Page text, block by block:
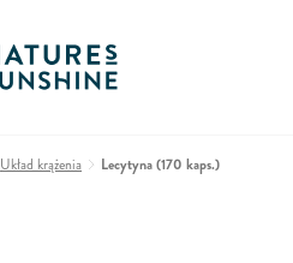
Układ krążenia Lecytyna (170 kaps.)